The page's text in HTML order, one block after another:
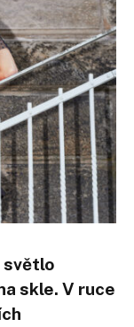
světlo
skle. V ruce